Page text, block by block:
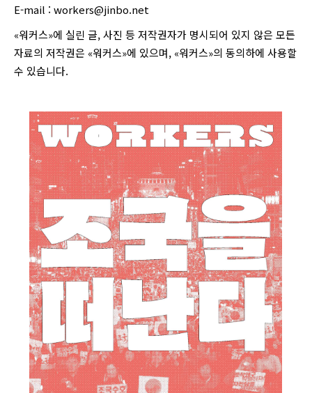
E-mail : workers@jinbo.net
«워커스»에 실린 글, 사진 등 저작권자가 명시되어 있지 않은 모든
자료의 저작권은 «워커스»에 있으며, «워커스»의 동의하에 사용할
수 있습니다.